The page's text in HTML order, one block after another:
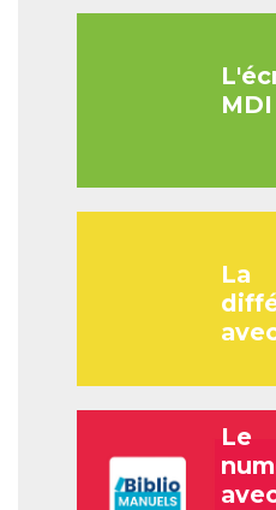
MDI
La
Le